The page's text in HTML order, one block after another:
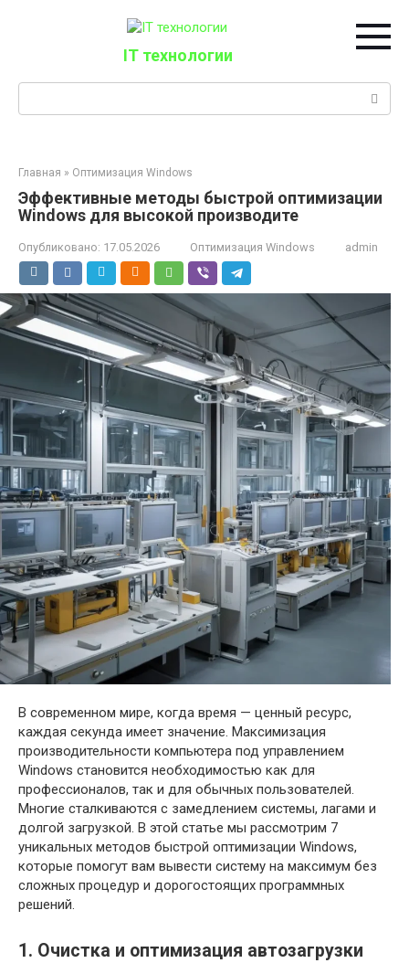
IT технологии
Главная » Оптимизация Windows
Эффективные методы быстрой оптимизации
Windows для высокой производите
Опубликовано: 17.05.2026 Оптимизация Windows admin
В современном мире, когда время — ценный ресурс,
каждая секунда имеет значение. Максимизация
производительности компьютера под управлением
Windows становится необходимостью как для
профессионалов, так и для обычных пользователей.
Многие сталкиваются с замедлением системы, лагами и
долгой загрузкой. В этой статье мы рассмотрим 7
уникальных методов быстрой оптимизации Windows,
которые помогут вам вывести систему на максимум без
сложных процедур и дорогостоящих программных
решений.
1. Очистка и оптимизация автозагрузки